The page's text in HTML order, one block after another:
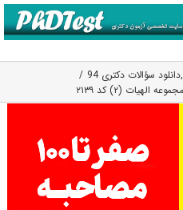
,دانلود سؤالات دکتری 94